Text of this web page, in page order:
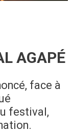
AGAPÉ
face à
festival,